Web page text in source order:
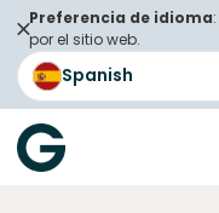
Preferencia de idioma
por el sitio web.
Spanish